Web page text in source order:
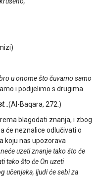
u onome što čuvamo samo
i podijelimo s drugima.
…(Al-Baqara, 272.)
blagodati znanja, i zbog
će neznalice odlučivati o
koju nas upozorava
uzeti znanje tako što će
tako što će On uzeti
učenjaka, ljudi će sebi za